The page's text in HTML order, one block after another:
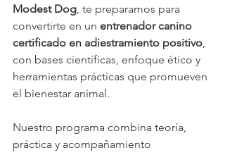
Modest Dog, te preparamos para
convertirte en un entrenador canino
certificado en adiestramiento positivo,
con bases científicas, enfoque ético y
herramientas prácticas que promueven
el bienestar animal.
Nuestro programa combina teoría,
práctica y acompañamiento